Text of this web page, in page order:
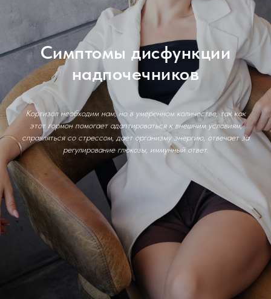
Симптомы дисфункции
надпочечников
Кортизол необходим нам, но в умеренном количестве, так как
этот гормон помогает адаптироваться к внешним условиям,
справляться со стрессом, дает организму энергию, отвечает за
регулирование глюкозы, иммунный ответ.